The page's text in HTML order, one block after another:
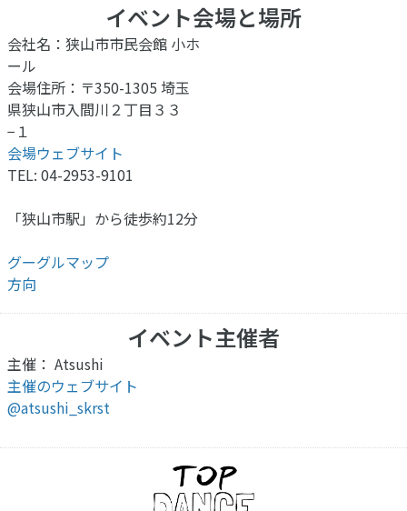
イベント会場と場所
会社名：狭山市市民会館 小ホ
ール
会場住所：〒350-1305 埼玉
県狭山市入間川２丁目３３
−１
会場ウェブサイト
TEL: 04-2953-9101
「狭山市駅」から徒歩約12分
グーグルマップ
方向
イベント主催者
主催： Atsushi
主催のウェブサイト
@atsushi_skrst